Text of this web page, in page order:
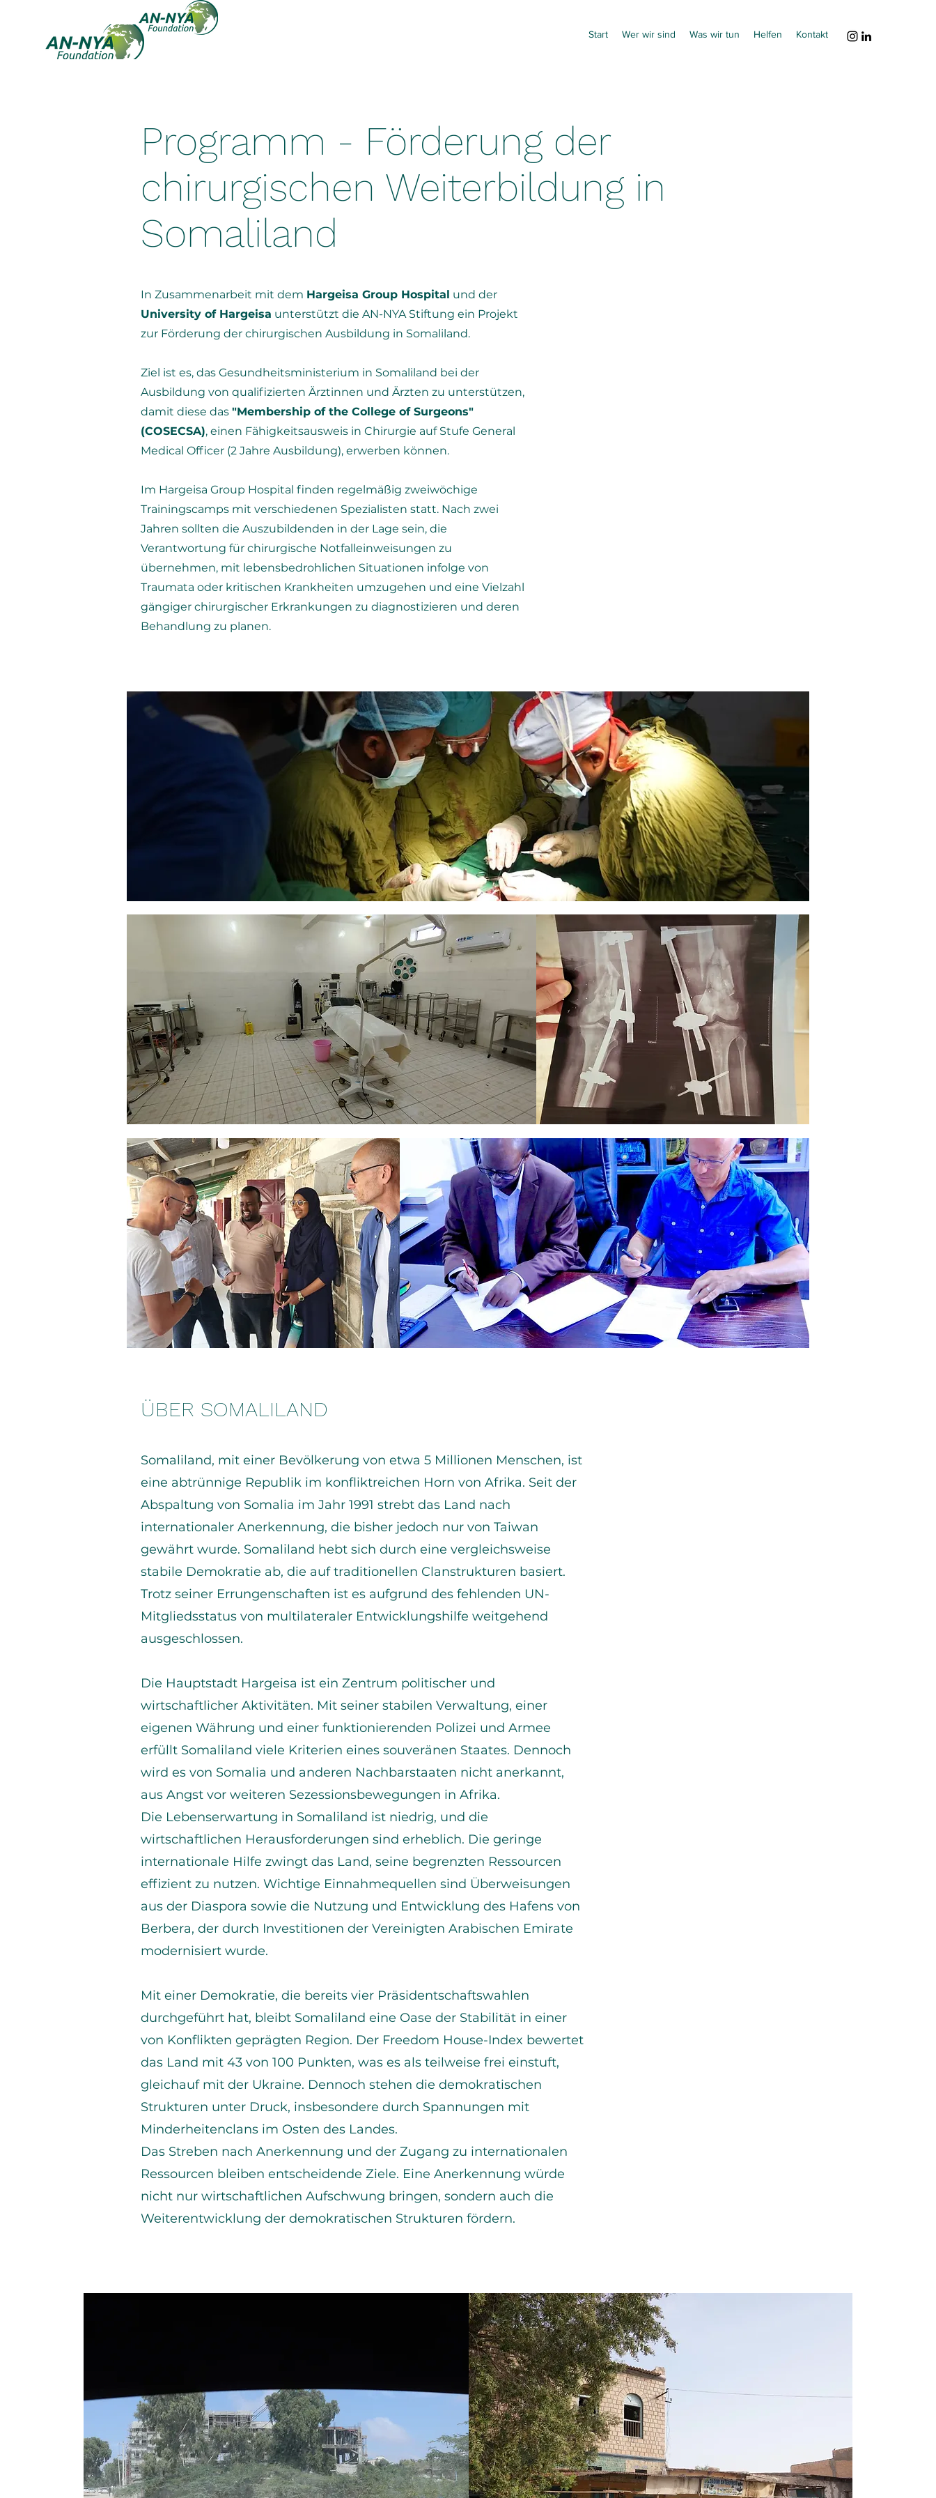
Start Wer wir sind Was wir tun Helfen Kontakt
Programm - Förderung der
chirurgischen Weiterbildung in
Somaliland
In Zusammenarbeit mit dem Hargeisa Group Hospital und der
University of Hargeisa unterstützt die AN-NYA Stiftung ein Projekt
zur Förderung der chirurgischen Ausbildung in Somaliland.
Ziel ist es, das Gesundheitsministerium in Somaliland bei der
Ausbildung von qualifizierten Ärztinnen und Ärzten zu unterstützen,
damit diese das "Membership of the College of Surgeons"
(COSECSA), einen Fähigkeitsausweis in Chirurgie auf Stufe General
Medical Officer (2 Jahre Ausbildung), erwerben können.
Im Hargeisa Group Hospital finden regelmäßig zweiwöchige
Trainingscamps mit verschiedenen Spezialisten statt. Nach zwei
Jahren sollten die Auszubildenden in der Lage sein, die
Verantwortung für chirurgische Notfalleinweisungen zu
übernehmen, mit lebensbedrohlichen Situationen infolge von
Traumata oder kritischen Krankheiten umzugehen und eine Vielzahl
gängiger chirurgischer Erkrankungen zu diagnostizieren und deren
Behandlung zu planen.
ÜBER SOMALILAND
Somaliland, mit einer Bevölkerung von etwa 5 Millionen Menschen, ist
eine abtrünnige Republik im konfliktreichen Horn von Afrika. Seit der
Abspaltung von Somalia im Jahr 1991 strebt das Land nach
internationaler Anerkennung, die bisher jedoch nur von Taiwan
gewährt wurde. Somaliland hebt sich durch eine vergleichsweise
stabile Demokratie ab, die auf traditionellen Clanstrukturen basiert.
Trotz seiner Errungenschaften ist es aufgrund des fehlenden UN-
Mitgliedsstatus von multilateraler Entwicklungshilfe weitgehend
ausgeschlossen.
Die Hauptstadt Hargeisa ist ein Zentrum politischer und
wirtschaftlicher Aktivitäten. Mit seiner stabilen Verwaltung, einer
eigenen Währung und einer funktionierenden Polizei und Armee
erfüllt Somaliland viele Kriterien eines souveränen Staates. Dennoch
wird es von Somalia und anderen Nachbarstaaten nicht anerkannt,
aus Angst vor weiteren Sezessionsbewegungen in Afrika.
Die Lebenserwartung in Somaliland ist niedrig, und die
wirtschaftlichen Herausforderungen sind erheblich. Die geringe
internationale Hilfe zwingt das Land, seine begrenzten Ressourcen
effizient zu nutzen. Wichtige Einnahmequellen sind Überweisungen
aus der Diaspora sowie die Nutzung und Entwicklung des Hafens von
Berbera, der durch Investitionen der Vereinigten Arabischen Emirate
modernisiert wurde.
Mit einer Demokratie, die bereits vier Präsidentschaftswahlen
durchgeführt hat, bleibt Somaliland eine Oase der Stabilität in einer
von Konflikten geprägten Region. Der Freedom House-Index bewertet
das Land mit 43 von 100 Punkten, was es als teilweise frei einstuft,
gleichauf mit der Ukraine. Dennoch stehen die demokratischen
Strukturen unter Druck, insbesondere durch Spannungen mit
Minderheitenclans im Osten des Landes.
Das Streben nach Anerkennung und der Zugang zu internationalen
Ressourcen bleiben entscheidende Ziele. Eine Anerkennung würde
nicht nur wirtschaftlichen Aufschwung bringen, sondern auch die
Weiterentwicklung der demokratischen Strukturen fördern.
Addresse